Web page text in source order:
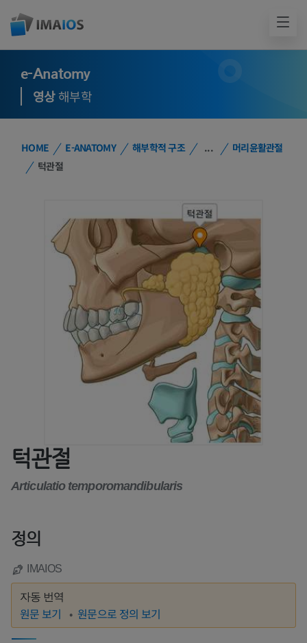
e-Anatomy
영상해부학
HOME E-ANATOMY 해부학적 구조 ...
머리윤활관절
턱관절
턱관절
Articulatio temporomandibularis
정의
IMAIOS
자동 번역
원문 보기 원문으로 정의 보기